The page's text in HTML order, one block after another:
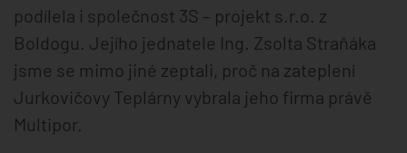
podílela i společnost 3S – projekt s.r.o. z
Boldogu. Jejího jednatele Ing. Zsolta Straňáka
jsme se mimo jiné zeptali, proč na zateplení
Jurkovičovy Teplárny vybrala jeho firma právě
Multipor.